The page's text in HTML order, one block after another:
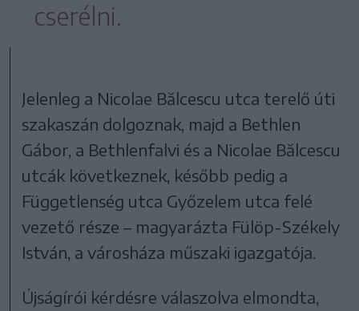
cserélni.
Jelenleg a Nicolae Bălcescu utca terelő úti
szakaszán dolgoznak, majd a Bethlen
Gábor, a Bethlenfalvi és a Nicolae Bălcescu
utcák következnek, később pedig a
Függetlenség utca Győzelem utca felé
vezető része – magyarázta Fülöp-Székely
István, a városháza műszaki igazgatója.
Újságírói kérdésre válaszolva elmondta,